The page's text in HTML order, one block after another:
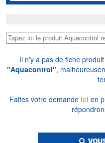
Il n'y a pas de fiche
"Aquacontrol",
Faites votre demande ici en